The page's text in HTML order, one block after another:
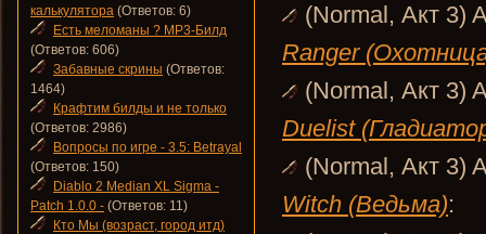
(Normal, Акт 3)
Ranger
(Normal, Акт 3)
Duelist
(Normal, Акт 3)
Witch (Ведьма):
калькулятора (Ответов: 6)
Есть меломаны ? MP3-Билд
(Ответов: 606)
Забавные скрины (Ответов:
1464)
Крафтим билды и не только
(Ответов: 2986)
Вопросы по игре - 3.5: Betrayal
(Ответов: 150)
Diablo 2 Median XL Sigma -
Patch 1.0.0 - (Ответов: 11)
Кто Мы (возраст, город итд)